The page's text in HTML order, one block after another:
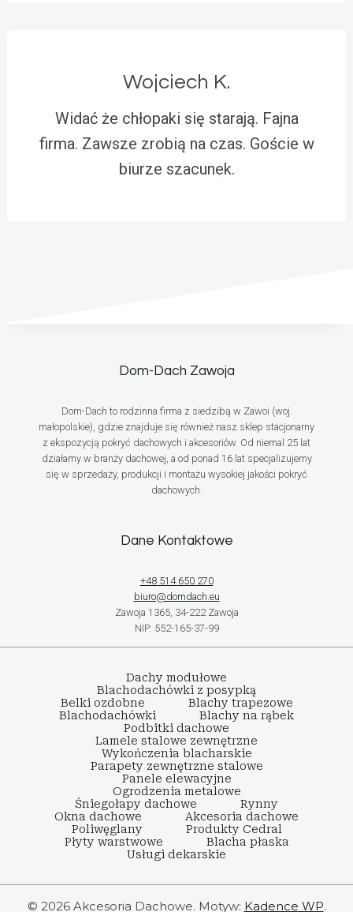
Wojciech K.
Widać że chłopaki się starają. Fajna
firma. Zawsze zrobią na czas. Goście w
biurze szacunek.
Dom-Dach Zawoja
Dom-Dach to rodzinna firma z siedzibą w Zawoi (woj.
małopolskie), gdzie znajduje się również nasz sklep stacjonarny
z ekspozycją pokryć dachowych i akcesoriów. Od niemal 25 lat
działamy w branży dachowej, a od ponad 16 lat specjalizujemy
się w sprzedaży, produkcji i montażu wysokiej jakości pokryć
dachowych.
Dane Kontaktowe
+48 514 650 270
biuro@domdach.eu
Zawoja 1365, 34-222 Zawoja
NIP: 552-165-37-99
Dachy modułowe
Blachodachówki z posypką
Belki ozdobne
Blachy trapezowe
Blachodachówki
Blachy na rąbek
Podbitki dachowe
Lamele stalowe zewnętrzne
Wykończenia blacharskie
Parapety zewnętrzne stalowe
Panele elewacyjne
Ogrodzenia metalowe
Śniegołapy dachowe
Rynny
Okna dachowe
Akcesoria dachowe
Poliwęglany
Produkty Cedral
Płyty warstwowe
Blacha płaska
Usługi dekarskie
© 2026 Akcesoria Dachowe. Motyw: Kadence WP.